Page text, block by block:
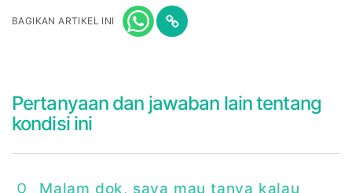
BAGIKAN ARTIKEL INI
Pertanyaan dan jawaban lain tentang
kondisi ini
Malam dok, saya mau tanya kalau